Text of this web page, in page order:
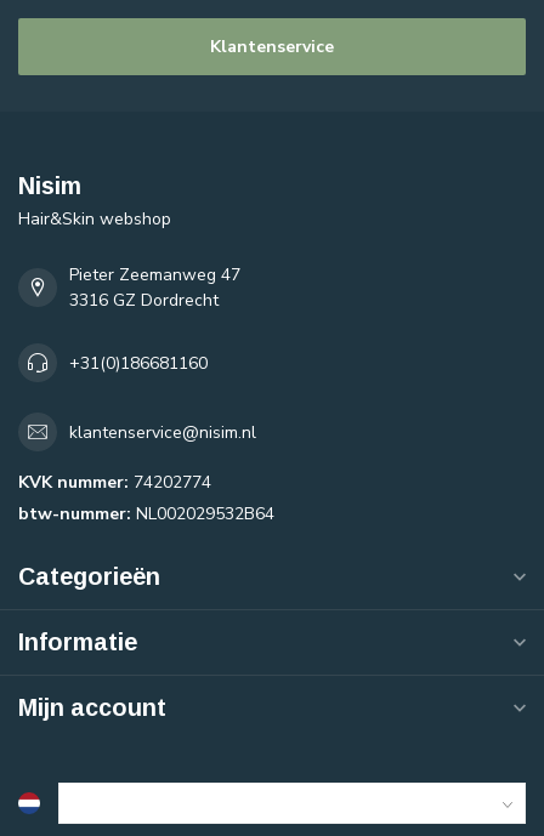
Klantenservice
Nisim
Hair&Skin webshop
Pieter Zeemanweg 47
3316 GZ Dordrecht
+31(0)186681160
klantenservice@nisim.nl
KVK nummer: 74202774
btw-nummer: NL002029532B64
Categorieën
Informatie
Mijn account